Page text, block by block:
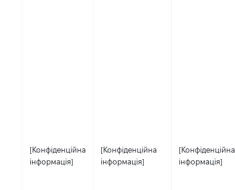
[Конфіденційна
інформація]
[Конфіденційна
інформація]
[Конфіденційна
інформація]